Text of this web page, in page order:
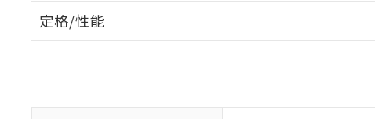
定格/性能